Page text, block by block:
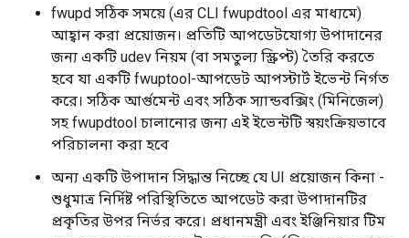
fwupd সঠিক সময়ে (এর CLI fwupdtool এর মাধ্যমে)
আহ্বান করা প্রয়োজন। প্রতিটি আপডেটযোগ্য উপাদানের
জন্য একটি udev নিয়ম (বা সমতুল্য স্ক্রিপ্ট) তৈরি করতে
হবে যা একটি fwuptool-আপডেট আপস্টার্ট ইভেন্ট নির্গত
করে। সঠিক আর্গুমেন্ট এবং সঠিক স্যান্ডবক্সিং (মিনিজেল)
সহ fwupdtool চালানোর জন্য এই ইভেন্টটি স্বয়ংক্রিয়ভাবে
পরিচালনা করা হবে
অন্য একটি উপাদান সিদ্ধান্ত নিচ্ছে যে UI প্রয়োজন কিনা -
শুধুমাত্র নির্দিষ্ট পরিস্থিতিতে আপডেট করা উপাদানটির
প্রকৃতির উপর নির্ভর করে। প্রধানমন্ত্রী এবং ইঞ্জিনিয়ার টিম